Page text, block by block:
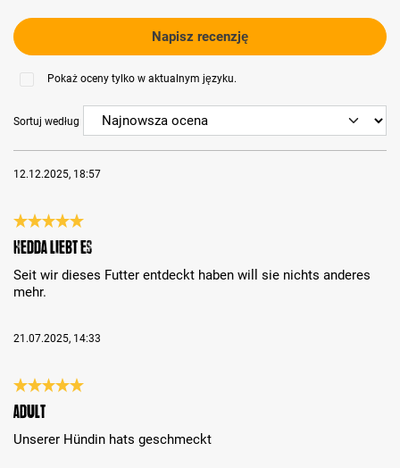
Napisz recenzję
Pokaż oceny tylko w aktualnym języku.
Sortuj według
12.12.2025, 18:57
Recenzja z oceną 5 spośród 5 gwiazdek
Hedda liebt es
Seit wir dieses Futter entdeckt haben will sie nichts anderes
mehr.
21.07.2025, 14:33
Recenzja z oceną 5 spośród 5 gwiazdek
Adult
Unserer Hündin hats geschmeckt